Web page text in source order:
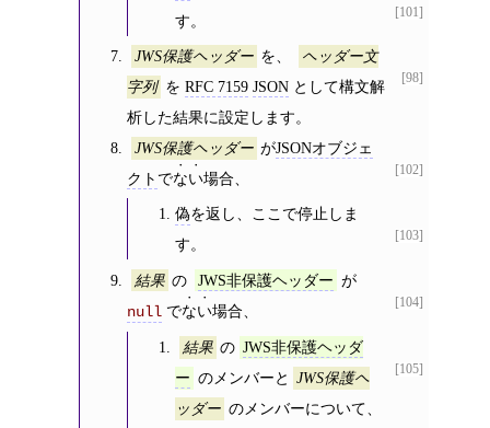
[101]
す。
[98]
JWS保護ヘッダー を、
ヘッダー文
字列 を RFC 7159 JSONとして構文解
析した結果に設定します。
[102]
JWS保護ヘッダー がJSONオブジェ
クト でない場合、
[103]
偽を返し、ここで停止しま
す。
[104]
結果 の JWS非保護ヘッダー が
null でない場合、
[105]
結果 の JWS非保護ヘッダ
ー のメンバーと
JWS保護ヘ
ッダー のメンバーについて、